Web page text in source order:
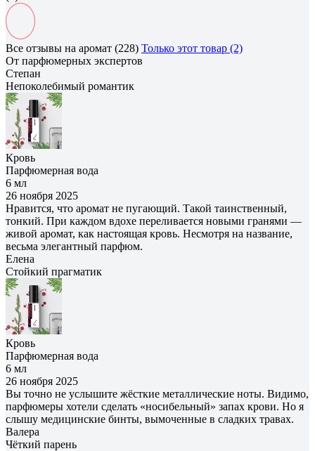
Все отзывы на аромат (228) Только этот товар (2)
От парфюмерных экспертов
Степан
Непоколебимый романтик
Кровь
Парфюмерная вода
6 мл
26 ноября 2025
Нравится, что аромат не пугающий. Такой таинственный,
тонкий. При каждом вдохе переливается новыми гранями —
живой аромат, как настоящая кровь. Несмотря на название,
весьма элегантный парфюм.
Елена
Cтойкий прагматик
Кровь
Парфюмерная вода
6 мл
26 ноября 2025
Вы точно не услышите жёсткие металлические ноты. Видимо,
парфюмеры хотели сделать «носибельный» запах крови. Но я
слышу медицинские бинты, вымоченные в сладких травах.
Валера
Чёткий парень